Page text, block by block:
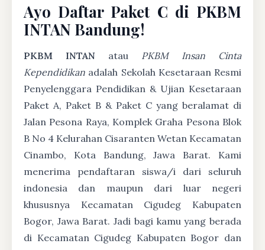
Ayo Daftar Paket C di PKBM
INTAN Bandung!
PKBM INTAN atau PKBM Insan Cinta
Kependidikan adalah Sekolah Kesetaraan Resmi
Penyelenggara Pendidikan & Ujian Kesetaraan
Paket A, Paket B & Paket C yang beralamat di
Jalan Pesona Raya, Komplek Graha Pesona Blok
B No 4 Kelurahan Cisaranten Wetan Kecamatan
Cinambo, Kota Bandung, Jawa Barat. Kami
menerima pendaftaran siswa/i dari seluruh
indonesia dan maupun dari luar negeri
khususnya Kecamatan Cigudeg Kabupaten
Bogor, Jawa Barat. Jadi bagi kamu yang berada
di Kecamatan Cigudeg Kabupaten Bogor dan